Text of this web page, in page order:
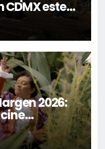
CDMX este
2026:
en